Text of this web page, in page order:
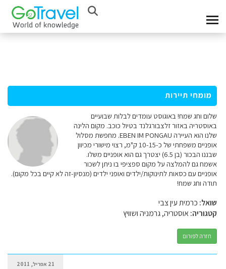
מומחי תיירות
שלום וחג שמח! באוגוסט עומדים לבלות שבועיים
באוסטריה באזור זלצבורגלנד בטיול כוכב. מקום הלינה
שלנו הוא העיירה EBEN IM PONGAU. מחפשת מסלול
אופניים משפחתי של כ-10-15 ק"מ, רצוי מישורי מכיוון
שבננו הבכור (בן 6.5) יצטרך גם הוא אופניים משלו.
אשמח גם להמלצה על מקום ספציפי בו ניתן לשכור
אופניים עם כסאות לתינוקות/ילדים ואופני ילדים (מנסיון-זה לא קיים בכל מקום).
תודה וחג שמח!
שואל: כרמית עין צבי
קטגוריה:אוסטריה, גרמניה ושוויץ
חזרה לפורום
21 אפריל, 2011